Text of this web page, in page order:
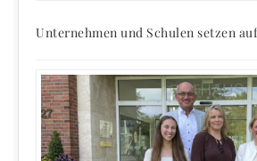
Unternehmen und Schulen setzen